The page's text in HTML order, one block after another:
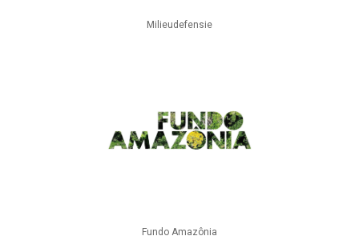
Milieudefensie
Fundo Amazônia